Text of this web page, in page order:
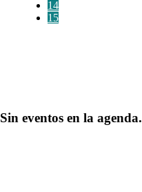
14
15
Sin eventos en la agenda.